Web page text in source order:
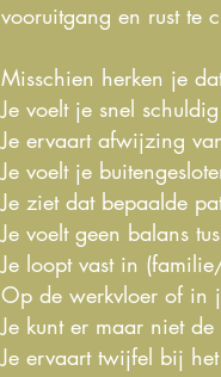
vooruitgang en rust te
Misschien herken je
Je voelt je snel
Je ervaart afwijzing
Je voelt je
Je ziet dat bepaalde
Je voelt geen balans
Je loopt vast in
Op de werkvloer of in
Je kunt er maar niet
Je ervaart twijfel bij